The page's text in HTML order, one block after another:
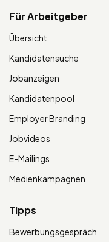
Für Arbeitgeber
Übersicht
Kandidatensuche
Jobanzeigen
Kandidatenpool
Employer Branding
Jobvideos
E-Mailings
Medienkampagnen
Tipps
Bewerbungsgespräch